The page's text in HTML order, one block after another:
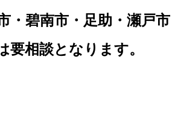
・碧南市・足助・瀬戸市
要相談となります。